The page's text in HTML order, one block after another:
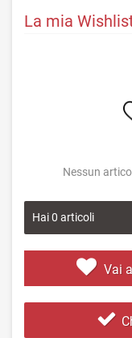
La mia
Nessun
Hai0 articoli
Vai